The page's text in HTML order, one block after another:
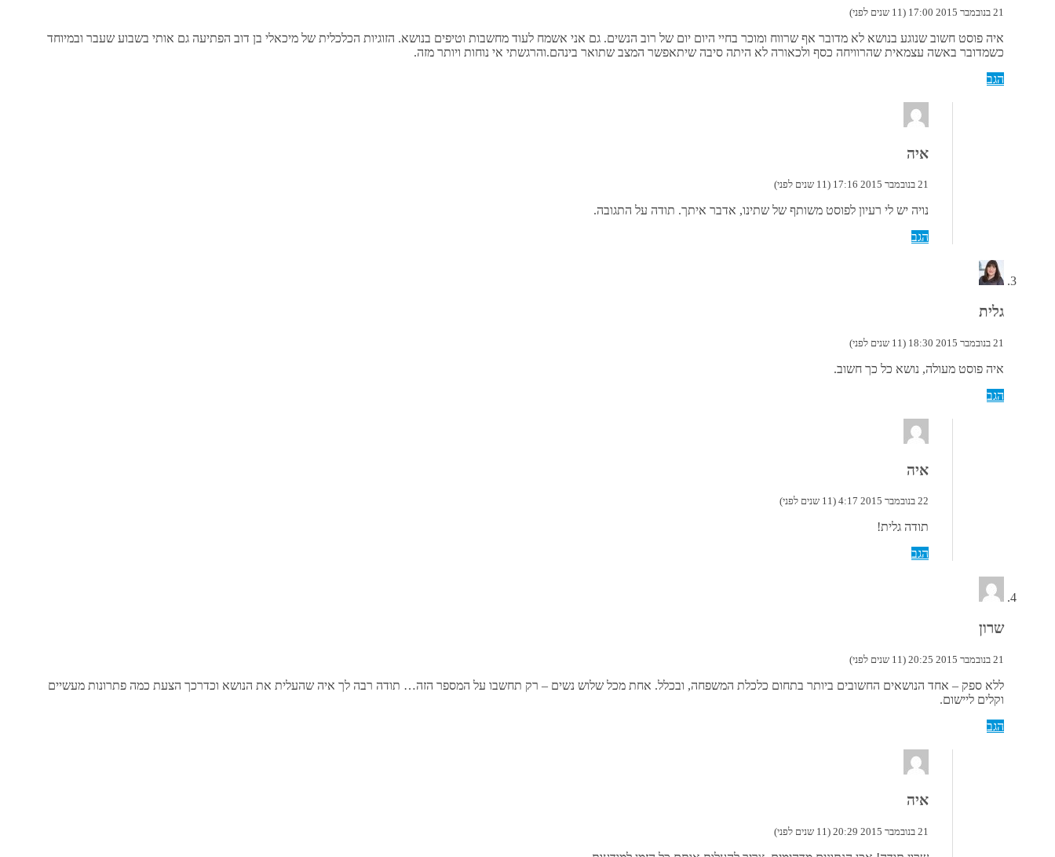
21 בנובמבר 2015 17:00 (11 שנים לפני)
איה פוסט חשוב שנוגע בנושא לא מדובר אף שרווח ומוכר בחיי היום יום של רוב הנשים. גם אני אשמח לעוד מחשבות וטיפים בנושא. הזוגיות הכלכלית של מיכאלי בן דוב הפתיעה גם אותי בשבוע שעבר ובמיוחד
כשמדובר באשה עצמאית שהרוויחה כסף ולכאורה לא היתה סיבה שיתאפשר המצב שתואר בינהם.והרגשתי אי נוחות ויותר מזה.
הגב
איה
21 בנובמבר 2015 17:16 (11 שנים לפני)
נויה יש לי רעיון לפוסט משותף של שתינו, אדבר איתך. תודה על התגובה.
הגב
גלית
21 בנובמבר 2015 18:30 (11 שנים לפני)
איה פוסט מעולה, נושא כל כך חשוב.
הגב
איה
22 בנובמבר 2015 4:17 (11 שנים לפני)
תודה גלית!
הגב
שרון
21 בנובמבר 2015 20:25 (11 שנים לפני)
ללא ספק – אחד הנושאים החשובים ביותר בתחום כלכלת המשפחה, ובכלל. אחת מכל שלוש נשים – רק תחשבו על המספר הזה… תודה רבה לך איה שהעלית את הנושא וכדרכך הצעת כמה פתרונות מעשיים
וקלים ליישום.
הגב
איה
21 בנובמבר 2015 20:29 (11 שנים לפני)